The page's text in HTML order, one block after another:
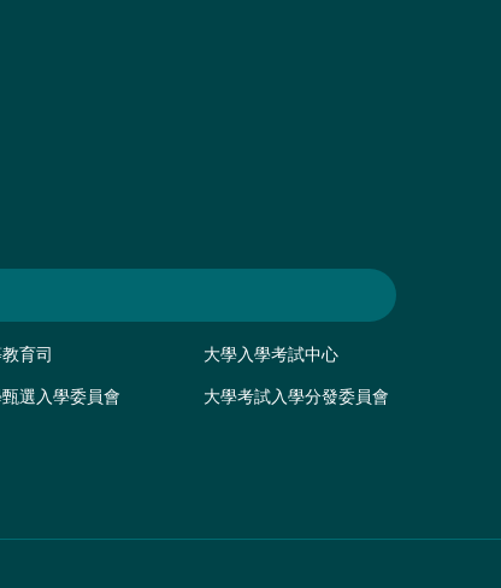
育司 大學入學考試中心
選入學委員會 大學考試入學分發委員會